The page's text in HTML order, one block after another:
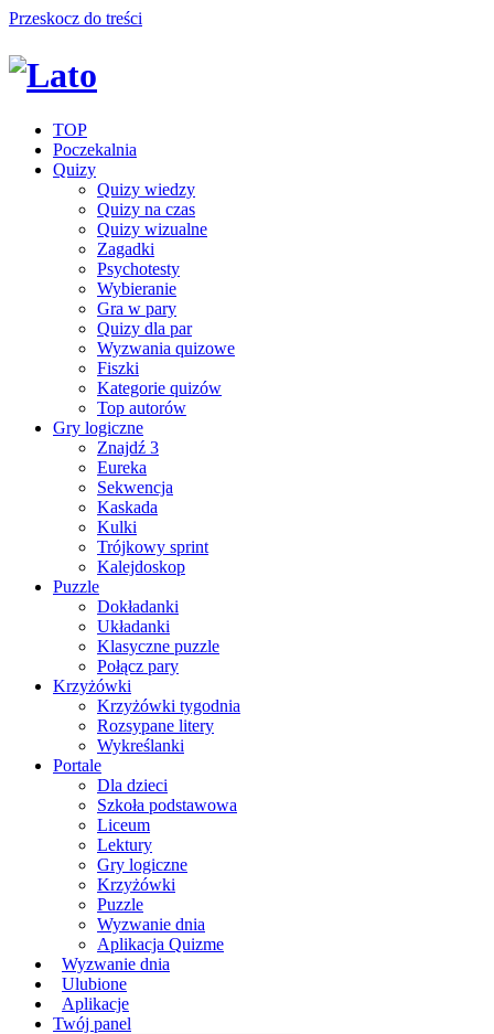
Przeskocz do treści
TOP
Poczekalnia
Quizy
Quizy wiedzy
Quizy na czas
Quizy wizualne
Zagadki
Psychotesty
Wybieranie
Gra w pary
Quizy dla par
Wyzwania quizowe
Fiszki
Kategorie quizów
Top autorów
Gry logiczne
Znajdź 3
Eureka
Sekwencja
Kaskada
Kulki
Trójkowy sprint
Kalejdoskop
Puzzle
Dokładanki
Układanki
Klasyczne puzzle
Połącz pary
Krzyżówki
Krzyżówki tygodnia
Rozsypane litery
Wykreślanki
Portale
Dla dzieci
Szkoła podstawowa
Liceum
Lektury
Gry logiczne
Krzyżówki
Puzzle
Wyzwanie dnia
Aplikacja Quizme
Wyzwanie dnia
Ulubione
Aplikacje
Twój panel